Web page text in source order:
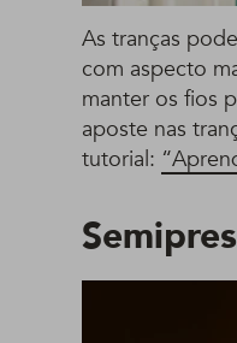
As tranças
com aspecto
manter os fios
aposte nas
tutorial: